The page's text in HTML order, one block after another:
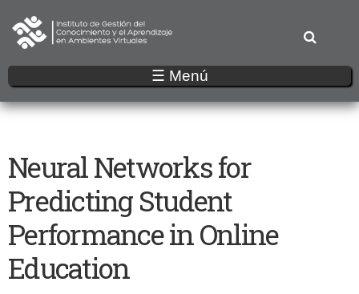
al
contenido
principal
☰ Menú
Neural Networks for
Predicting Student
Performance in Online
Education